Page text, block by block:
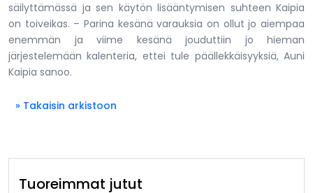
säilyttämässä ja sen käytön lisääntymisen suhteen Kaipia
on toiveikas. – Parina kesänä varauksia on ollut jo aiempaa
enemmän ja viime kesänä jouduttiin jo hieman
järjestelemään kalenteria, ettei tule päällekkäisyyksiä, Auni
Kaipia sanoo.
» Takaisin arkistoon
Tuoreimmat jutut